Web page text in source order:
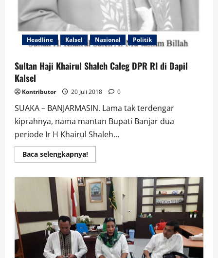
Headline Kalsel Nasional Politik
Sultan Haji Khairul Shaleh Caleg DPR RI di Dapil
Kalsel
Kontributor 20 Juli 2018 0
SUAKA – BANJARMASIN. Lama tak terdengar
kiprahnya, nama mantan Bupati Banjar dua
periode Ir H Khairul Shaleh...
Baca selengkapnya!Read
more
Haji
Khairul
Shaleh
Caleg
DPR
RI
di
Dapil
Kalsel